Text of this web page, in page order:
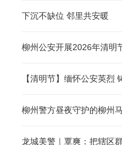
下沉不缺位 邻里共安暖
柳州公安开展2026年清明
【清明节】缅怀公安英烈
柳州警方昼夜守护的柳州
龙城美警｜覃爽：把辖区